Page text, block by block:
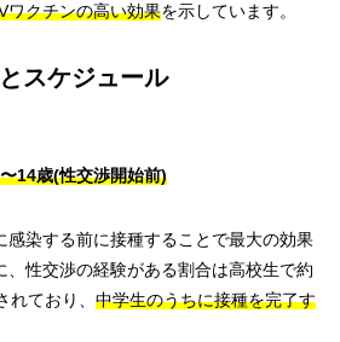
ワクチンの高い効果を示しています。
スケジュール
14歳(性交渉開始前)
感染する前に接種することで最大の効果
、性交渉の経験がある割合は高校生で約
ており、 中学生のうちに接種を完了す